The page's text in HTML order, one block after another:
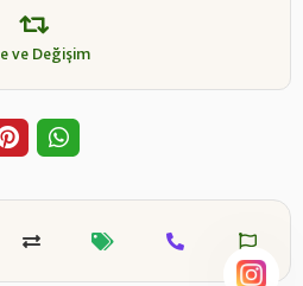
ve Değişim